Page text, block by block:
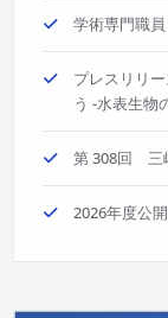
学術専門職
プレスリリ
う -水表生物
第 308回 三
2026年度公